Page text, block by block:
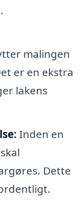
malingen
er en ekstra
lakens
Inden en
Dette